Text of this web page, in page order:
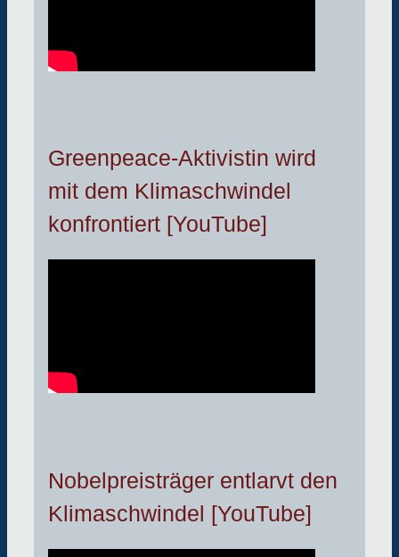
Greenpeace-Aktivistin wird
mit dem Klimaschwindel
konfrontiert [YouTube]
Nobelpreisträger entlarvt den
Klimaschwindel [YouTube]